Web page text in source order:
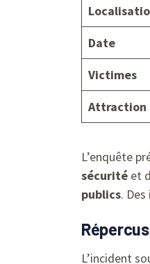
Date
Victimes
Attraction
L’enquête
sécurité et
publics.
L’incident